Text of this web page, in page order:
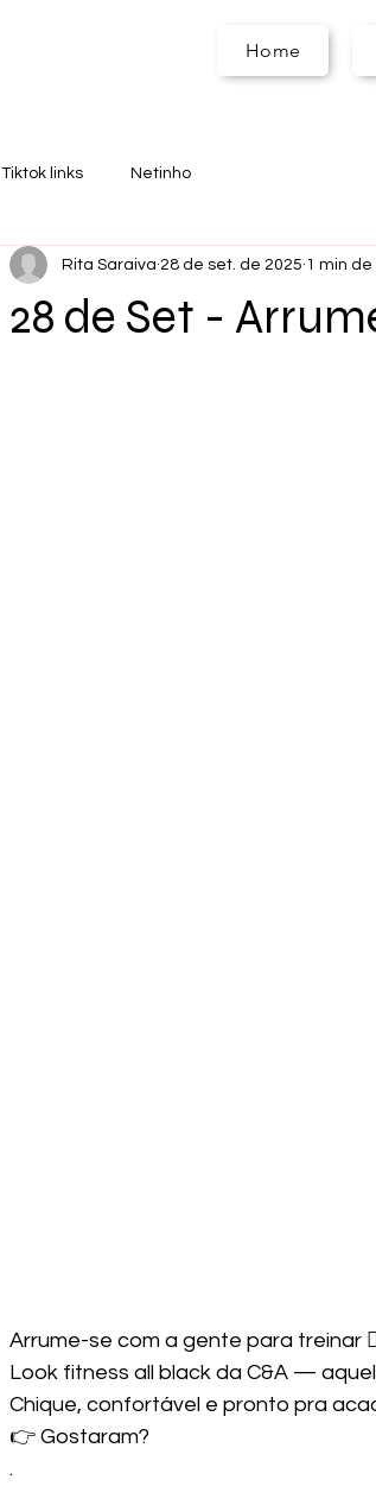
A
Home
Tiktok links Netinho
28 de Set -
Rita Saraiva 28 de set. de 2025 1 min
Arrume-se com a gente para treinar
Look fitness all black da C&A —
Chique, confortável e pronto pra
👉 Gostaram?
.